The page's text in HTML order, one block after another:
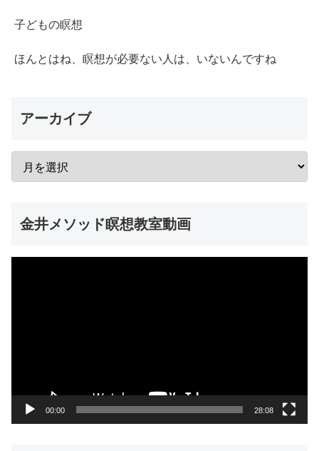
子どもの瞑想
ほんとはね、瞑想が必要ない人は、いないんですね
アーカイブ
金井メソッド瞑想教室動画
00:00 28:08